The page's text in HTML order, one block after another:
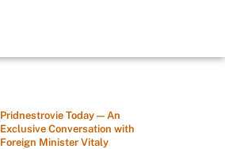
Pridnestrovie Today — An
Exclusive Conversation with
Foreign Minister Vitaly